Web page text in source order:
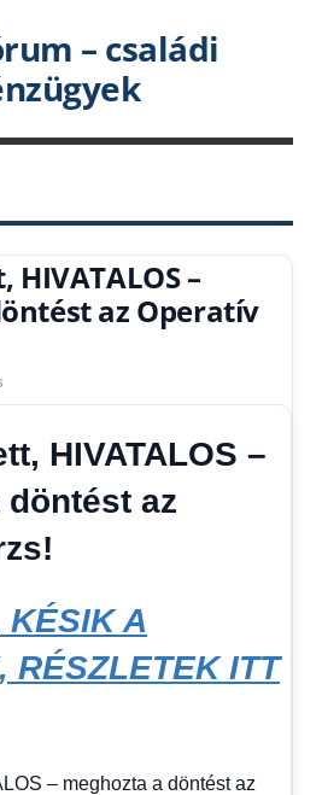
– családi
–
az Operatív
Friss
Hírek,
Hírek
1
kézből
HIVATALOS –
döntést az
KÉSIK A
RÉSZLETEK ITT
– meghozta a döntést az